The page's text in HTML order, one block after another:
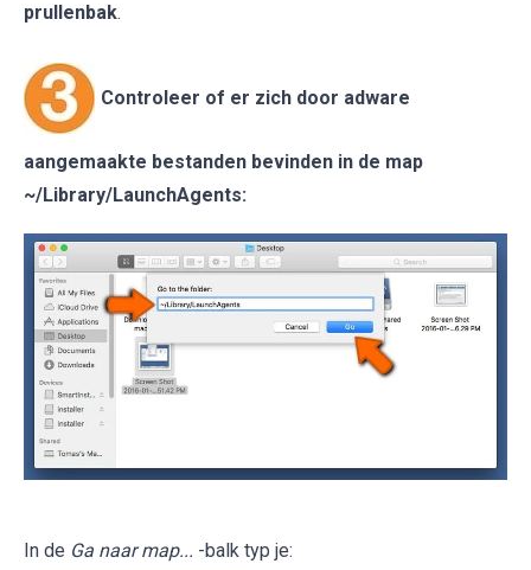
prullenbak.
Controleer of er zich door adware
aangemaakte bestanden bevinden in de map
~/Library/LaunchAgents:
In de Ga naar map... -balk typ je: